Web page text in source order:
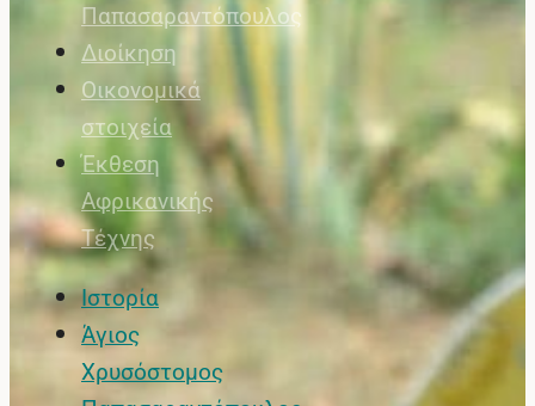
Παπασαραντόπουλος
Διοίκηση
Οικονομικά
στοιχεία
Έκθεση
Αφρικανικής
Τέχνης
Ιστορία
Άγιος
Χρυσόστομος